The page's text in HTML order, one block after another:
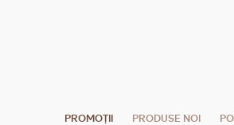
PROMOȚII PRODUSE NOI